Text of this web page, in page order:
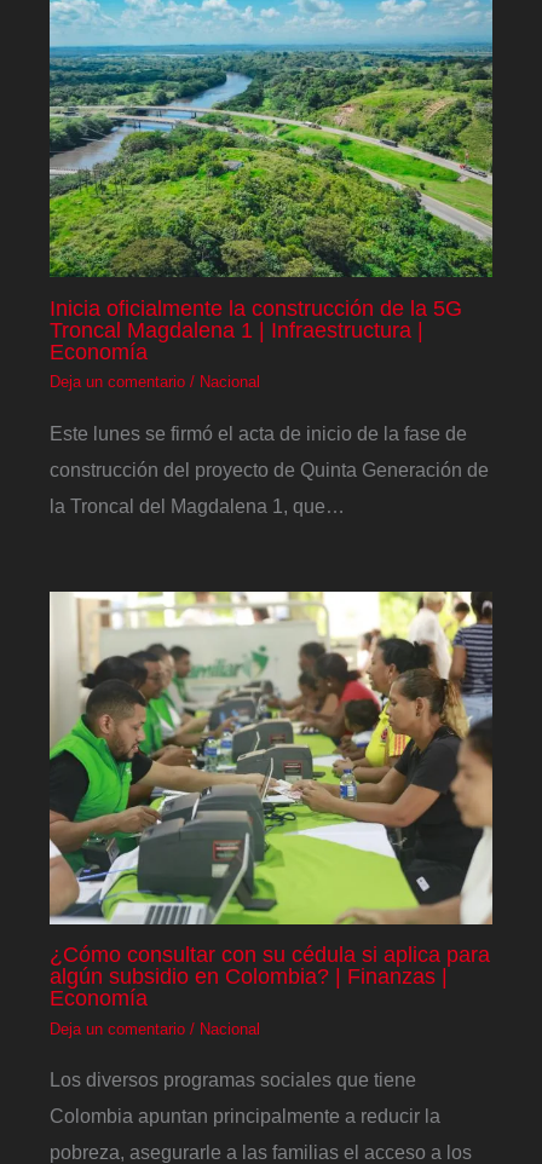
Inicia oficialmente la construcción de la 5G
Troncal Magdalena 1 | Infraestructura |
Economía
Deja un comentario / Nacional
Este lunes se firmó el acta de inicio de la fase de
construcción del proyecto de Quinta Generación de
la Troncal del Magdalena 1, que…
¿Cómo consultar con su cédula si aplica para
algún subsidio en Colombia? | Finanzas |
Economía
Deja un comentario / Nacional
Los diversos programas sociales que tiene
Colombia apuntan principalmente a reducir la
pobreza, asegurarle a las familias el acceso a los